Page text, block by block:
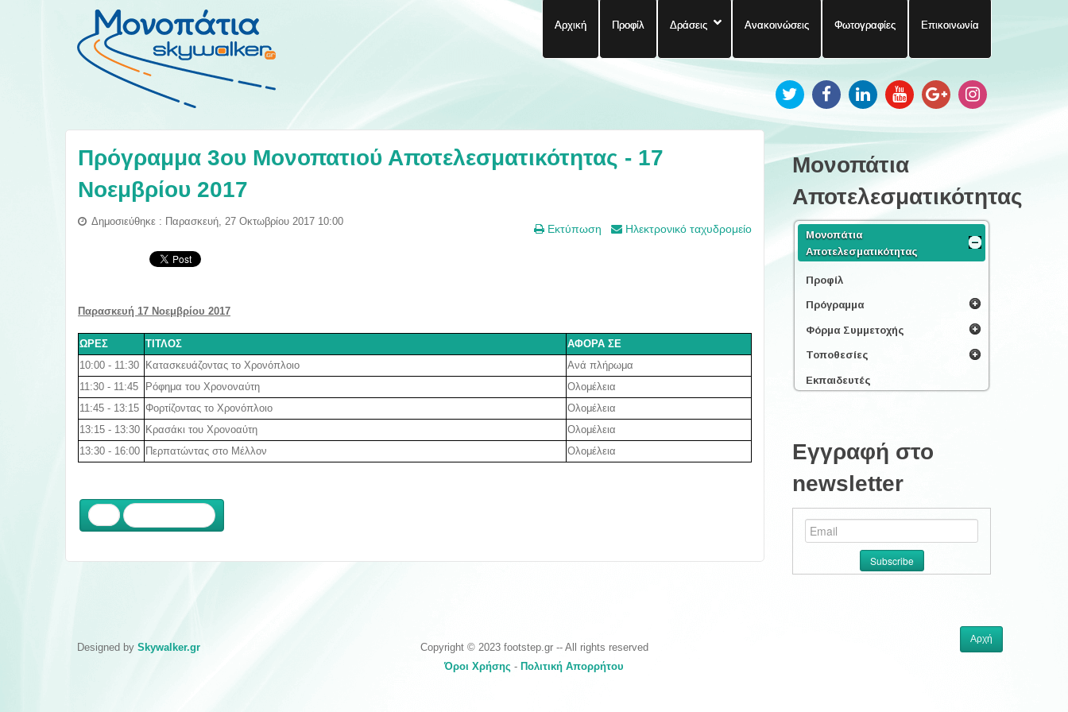
Αρχική Προφίλ Δράσεις Ανακοινώσεις Φωτογραφίες Επικοινωνία
Πρόγραμμα 3ου Μονοπατιού Αποτελεσματικότητας - 17
Νοεμβρίου 2017
Εκτύπωση Ηλεκτρονικό ταχυδρομείο
Δημοσιεύθηκε : Παρασκευή, 27 Οκτωβρίου 2017 10:00
Παρασκευή 17 Νοεμβρίου 2017
ΩΡΕΣ ΤΙΤΛΟΣ
ΑΦΟΡΑ ΣΕ
10:00 - 11:30
Κατασκευάζοντας το Χρονόπλοιο
Ανά πλήρωμα
11:30 - 11:45
Ρόφημα του Χρονοναύτη
Ολομέλεια
11:45 - 13:15 Φορτίζοντας το Χρονόπλοιο
Ολομέλεια
13:15 - 13:30
Κρασάκι του Χρονοαύτη
Ολομέλεια
13:30 - 16:00
Περπατώντας στο Μέλλον Ολομέλεια
Μονοπάτια
Αποτελεσματικότητας
Μονοπάτια
Αποτελεσματικότητας
Προφίλ
Πρόγραμμα
Φόρμα Συμμετοχής
Τοποθεσίες
Εκπαιδευτές
Εγγραφή στο
newsletter
Designed by Skywalker.gr
Copyright © 2023 footstep.gr -- All rights reserved
Όροι Χρήσης - Πολιτική Απορρήτου
Αρχή